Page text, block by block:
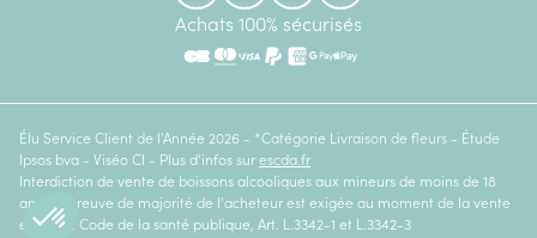
Achats 100% sécurisés
Élu Service Client de l'Année 2026 - *Catégorie Livraison de fleurs - Étude
Ipsos bva - Viséo CI - Plus d'infos sur escda.fr
Interdiction de vente de boissons alcooliques aux mineurs de moins de 18
ans. La preuve de majorité de l'acheteur est exigée au moment de la vente
en ligne. Code de la santé publique, Art. L.3342-1 et L.3342-3